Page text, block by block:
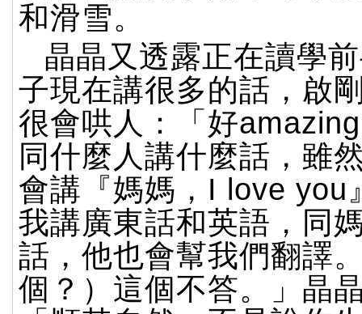
和滑雪。
晶晶又透露正在讀學
子現在講很多的話，啟
很會哄人：「好
同什麼人講什麼話，雖
會講『媽媽，I love you
我講廣東話和英語，同
話，他也會幫我們翻譯
個？）這個不答。」晶